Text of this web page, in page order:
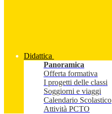
Didattica
Panoramica
Offerta formativa
I progetti delle classi
Soggiorni e viaggi
Calendario Scolastico
Attività PCTO